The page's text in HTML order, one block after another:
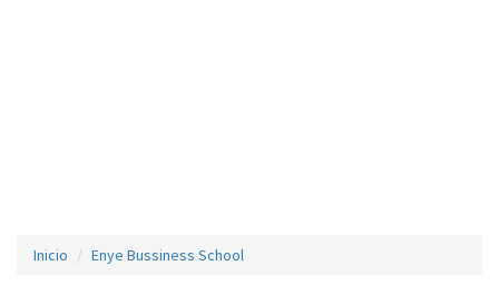
Inicio Enye Bussiness School